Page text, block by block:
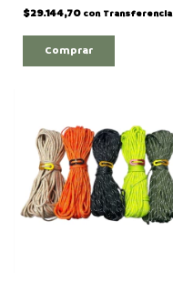
$29.144,70 con Transferencia
Comprar